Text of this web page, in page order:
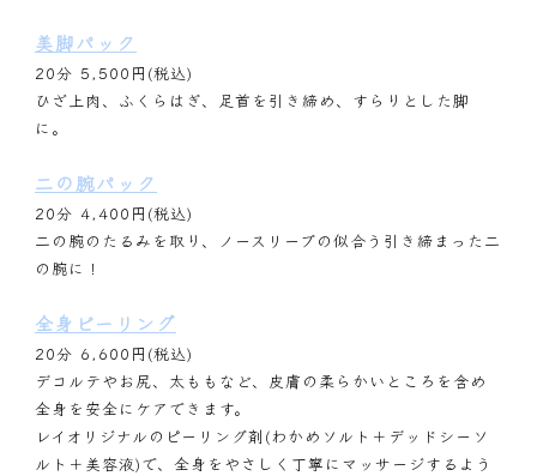
美脚パック
20分 5,500円(税込)
ひざ上肉、ふくらはぎ、足首を引き締め、すらりとした脚
に。
二の腕パック
20分 4,400円(税込)
二の腕のたるみを取り、ノースリーブの似合う引き締まった二
の腕に！
全身ピーリング
20分 6,600円(税込)
デコルテやお尻、太ももなど、皮膚の柔らかいところを含め
全身を安全にケアできます。
レイオリジナルのピーリング剤(わかめソルト＋デッドシーソ
ルト＋美容液)で、全身をやさしく丁寧にマッサージするよう